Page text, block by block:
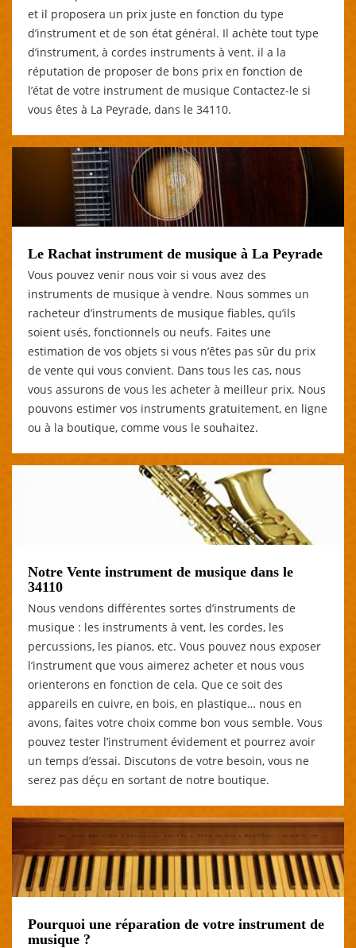
et il proposera un prix juste en fonction du type
d’instrument et de son état général. Il achète tout type
d’instrument, à cordes instruments à vent. il a la
réputation de proposer de bons prix en fonction de
l’état de votre instrument de musique Contactez-le si
vous êtes à La Peyrade, dans le 34110.
Le Rachat instrument de musique à La Peyrade
Vous pouvez venir nous voir si vous avez des
instruments de musique à vendre. Nous sommes un
racheteur d’instruments de musique fiables, qu’ils
soient usés, fonctionnels ou neufs. Faites une
estimation de vos objets si vous n’êtes pas sûr du prix
de vente qui vous convient. Dans tous les cas, nous
vous assurons de vous les acheter à meilleur prix. Nous
pouvons estimer vos instruments gratuitement, en ligne
ou à la boutique, comme vous le souhaitez.
Notre Vente instrument de musique dans le
34110
Nous vendons différentes sortes d’instruments de
musique : les instruments à vent, les cordes, les
percussions, les pianos, etc. Vous pouvez nous exposer
l’instrument que vous aimerez acheter et nous vous
orienterons en fonction de cela. Que ce soit des
appareils en cuivre, en bois, en plastique… nous en
avons, faites votre choix comme bon vous semble. Vous
pouvez tester l’instrument évidement et pourrez avoir
un temps d’essai. Discutons de votre besoin, vous ne
serez pas déçu en sortant de notre boutique.
Pourquoi une réparation de votre instrument de
musique ?